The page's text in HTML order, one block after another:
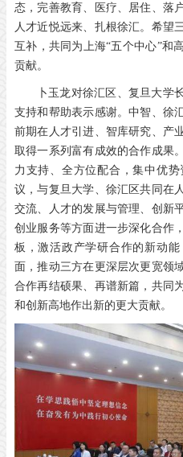
态，完善教育、医疗、居住、落
人才近悦远来、扎根徐汇。希望
互补，共同为上海“五个中心”和
贡献。
卜玉龙对徐汇区、复旦大学
支持和帮助表示感谢。中智、徐
前期在人才引进、智库研究、产
取得一系列富有成效的合作成果
力支持、全方位配合，集中优
议，与复旦大学、徐汇区共同在
交流、人才的发展与管理、创新
创业服务等方面进一步深化合作
板，激活政产学研合作的新动
面，推动三方在更深层次更宽领
合作再结硕果、再谱新篇，共同
和创新高地作出新的更大贡献。